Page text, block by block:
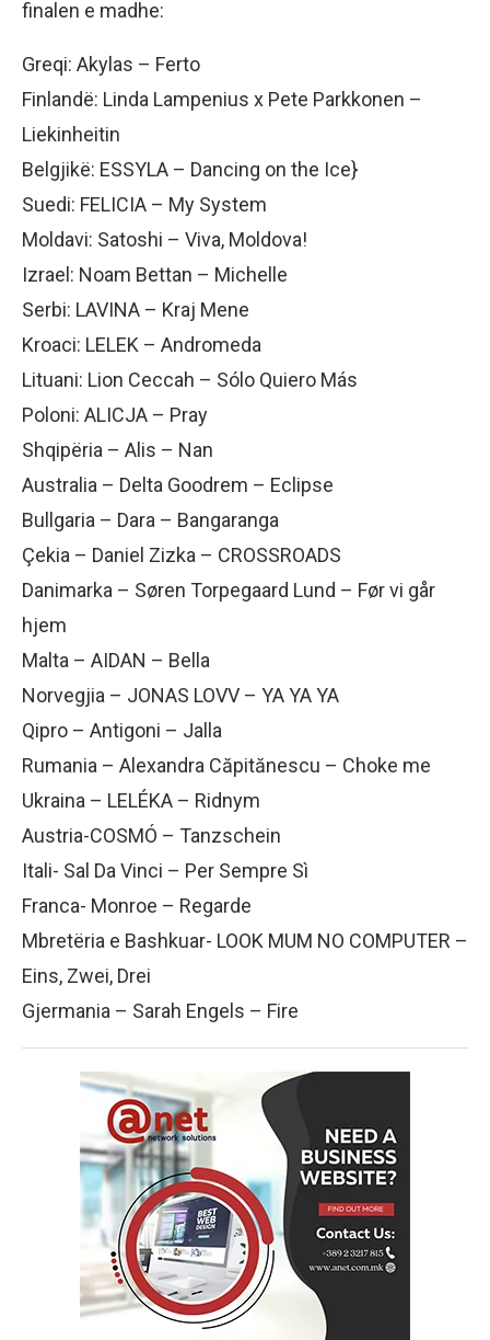
finalen e madhe:
Greqi: Akylas – Ferto
Finlandë: Linda Lampenius x Pete Parkkonen –
Liekinheitin
Belgjikë: ESSYLA – Dancing on the Ice}
Suedi: FELICIA – My System
Moldavi: Satoshi – Viva, Moldova!
Izrael: Noam Bettan – Michelle
Serbi: LAVINA – Kraj Mene
Kroaci: LELEK – Andromeda
Lituani: Lion Ceccah – Sólo Quiero Más
Poloni: ALICJA – Pray
Shqipëria – Alis – Nan
Australia – Delta Goodrem – Eclipse
Bullgaria – Dara – Bangaranga
Çekia – Daniel Zizka – CROSSROADS
Danimarka – Søren Torpegaard Lund – Før vi går
hjem
Malta – AIDAN – Bella
Norvegjia – JONAS LOVV – YA YA YA
Qipro – Antigoni – Jalla
Rumania – Alexandra Căpitănescu – Choke me
Ukraina – LELÉKA – Ridnym
Austria-COSMÓ – Tanzschein
Itali- Sal Da Vinci – Per Sempre Sì
Franca- Monroe – Regarde
Mbretëria e Bashkuar- LOOK MUM NO COMPUTER –
Eins, Zwei, Drei
Gjermania – Sarah Engels – Fire